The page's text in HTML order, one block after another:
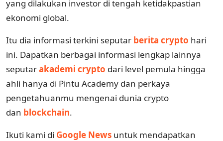
yang dilakukan investor di tengah ketidakpastian
ekonomi global.
Itu dia informasi terkini seputar berita crypto hari
ini. Dapatkan berbagai informasi lengkap lainnya
seputarakademi crypto dari level pemula hingga
ahli hanya di Pintu Academy dan perkaya
pengetahuanmu mengenai dunia crypto
dan blockchain.
Ikuti kami di Google News untuk mendapatkan